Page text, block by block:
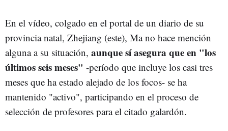
En el vídeo, colgado en el portal de un diario de su
provincia natal, Zhejiang (este), Ma no hace mención
alguna a su situación, aunque sí asegura que en "los
últimos seis meses" -período que incluye los casi tres
meses que ha estado alejado de los focos- se ha
mantenido "activo", participando en el proceso de
selección de profesores para el citado galardón.